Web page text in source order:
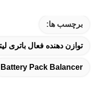
برچسب ها:
توازن دهنده فعال باتری
Battery Pack Balancer